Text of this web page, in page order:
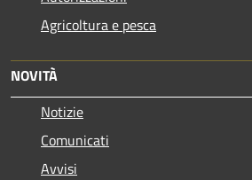
Agricoltura e pesca
NOVITÀ
Notizie
Comunicati
Avvisi